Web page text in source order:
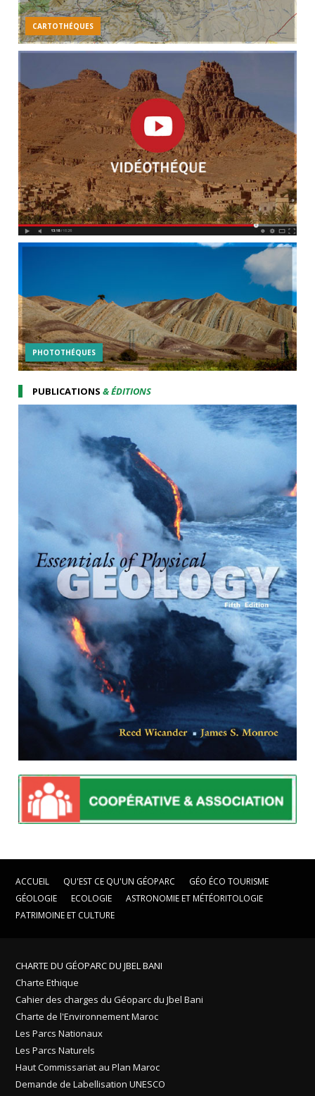
CARTOTHÉQUES
PHOTOTHÉQUES
PUBLICATIONS& ÉDITIONS
ACCUEIL QU'EST CE QU'UN GÉOPARC
GÉO ÉCO TOURISME
GÉOLOGIE
ECOLOGIE
ASTRONOMIE ET MÉTÉORITOLOGIE
PATRIMOINE ET CULTURE
CHARTE DU GÉOPARC DU JBEL BANI
Charte Ethique
Cahier des charges du Géoparc du Jbel Bani
Charte de l'Environnement Maroc
Les Parcs Nationaux
Les Parcs Naturels
Haut Commissariat au Plan Maroc
Demande de Labellisation UNESCO